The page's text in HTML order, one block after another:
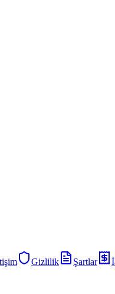
Gizlilik Şartlar